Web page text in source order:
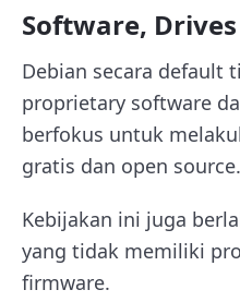
Software,
Debian secara default
proprietary software
berfokus untuk
gratis dan open source.
Kebijakan ini juga
yang tidak memiliki
firmware.